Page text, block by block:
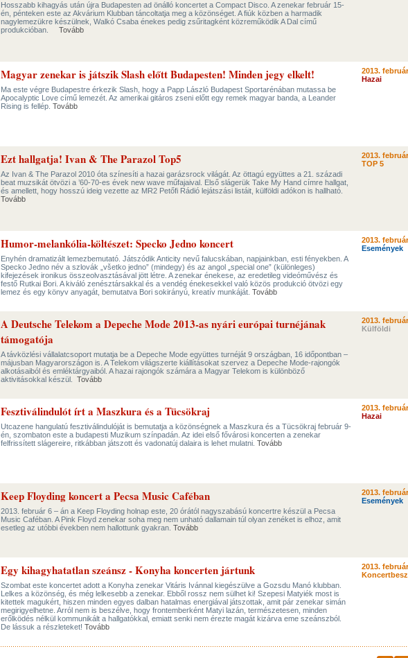
Hosszabb kihagyás után újra Budapesten ad önálló koncertet a Compact Disco. A zenekar február 15-
én, pénteken este az Akvárium Klubban táncoltatja meg a közönséget. A fiúk közben a harmadik
nagylemezükre készülnek, Walkó Csaba énekes pedig zsűritagként közreműködik A Dal című
produkcióban. Tovább
Magyar zenekar is játszik Slash előtt Budapesten! Minden jegy elkelt!
Ma este végre Budapestre érkezik Slash, hogy a Papp László Budapest Sportarénában mutassa be
Apocalyptic Love című lemezét. Az amerikai gitáros zseni előtt egy remek magyar banda, a Leander
Rising is fellép. Tovább
2013.
Hazai
Ezt hallgatja! Ivan & The Parazol Top5
Az Ivan & The Parazol 2010 óta színesíti a hazai garázsrock világát. Az öttagú együttes a 21. századi
beat muzsikát ötvözi a ’60-70-es évek new wave műfajaival. Első slágerük Take My Hand címre hallgat,
és amellett, hogy hosszú ideig vezette az MR2 Petőfi Rádió lejátszási listáit, külföldi adókon is hallható.
Tovább
2013.
TOP 5
Humor-melankólia-költészet: Specko Jedno koncert
Enyhén dramatizált lemezbemutató. Játszódik Anticity nevű falucskában, napjainkban, esti fényekben. A
Specko Jedno név a szlovák „všetko jedno” (mindegy) és az angol „special one” (különleges)
kifejezések ironikus összeolvasztásával jött létre. A zenekar énekese, az eredetileg videóművész és
festő Rutkai Bori. A kiváló zenésztársakkal és a vendég énekesekkel való közös produkció ötvözi egy
lemez és egy könyv anyagát, bemutatva Bori sokirányú, kreatív munkáját. Tovább
2013.
Események
A Deutsche Telekom a Depeche Mode 2013-as nyári európai turnéjának
támogatója
A távközlési vállalatcsoport mutatja be a Depeche Mode együttes turnéját 9 országban, 16 időpontban –
májusban Magyarországon is. A Telekom világszerte kiállításokat szervez a Depeche Mode-rajongók
alkotásaiból és emléktárgyaiból. A hazai rajongók számára a Magyar Telekom is különböző
aktivitásokkal készül. Tovább
2013.
Külföldi
Fesztiválindulót írt a Maszkura és a Tücsökraj
Utcazene hangulatú fesztiválindulóját is bemutatja a közönségnek a Maszkura és a Tücsökraj február 9-
én, szombaton este a budapesti Muzikum színpadán. Az idei első fővárosi koncerten a zenekar
felfrissített slágereire, ritkábban játszott és vadonatúj dalaira is lehet mulatni. Tovább
2013.
Hazai
Keep Floyding koncert a Pecsa Music Caféban
2013. február 6 – án a Keep Floyding holnap este, 20 órától nagyszabású koncertre készül a Pecsa
Music Caféban. A Pink Floyd zenekar soha meg nem unható dallamain túl olyan zenéket is elhoz, amit
esetleg az utóbbi években nem hallottunk gyakran. Tovább
2013.
Események
Egy kihagyhatatlan szeánsz - Konyha koncerten jártunk
Szombat este koncertet adott a Konyha zenekar Vitáris Ivánnal kiegészülve a Gozsdu Manó klubban.
Lelkes a közönség, és még lelkesebb a zenekar. Ebből rossz nem sülhet ki! Szepesi Matyiék most is
kitettek magukért, hiszen minden egyes dalban hatalmas energiával játszottak, amit pár zenekar simán
megirigyelhetne. Arról nem is beszélve, hogy frontemberként Matyi lazán, természetesen, minden
erőlködés nélkül kommunikált a hallgatókkal, emiatt senki nem érezte magát kizárva eme szeánszból.
De lássuk a részleteket! Tovább
2013.